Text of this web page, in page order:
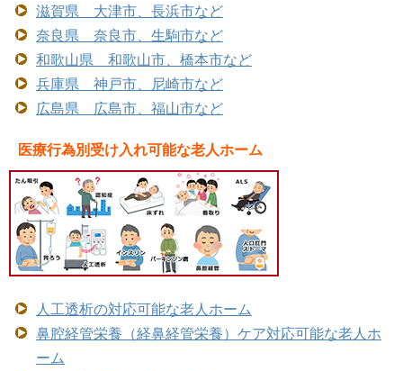
滋賀県 大津市、長浜市など
奈良県 奈良市、生駒市など
和歌山県 和歌山市、橋本市など
兵庫県 神戸市、尼崎市など
広島県 広島市、福山市など
医療行為別受け入れ可能な老人ホーム
人工透析の対応可能な老人ホーム
鼻腔経管栄養（経鼻経管栄養）ケア対応可能な老人ホ
ーム